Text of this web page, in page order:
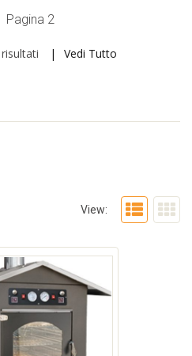
Pagina 2
Vedi Tutto
View: